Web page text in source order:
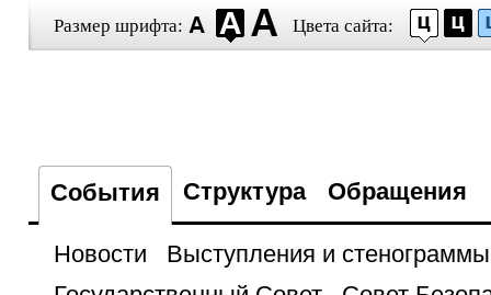
Размер шрифта: Цвета сайта:
События Структура Обращения
Новости
Выступления и стенограммы